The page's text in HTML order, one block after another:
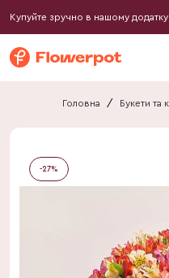
Купуйте зручно в нашому додатку
Головна /
-27%